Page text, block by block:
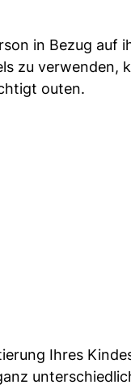
in Bezug auf
zu verwenden,
outen.
Ihres